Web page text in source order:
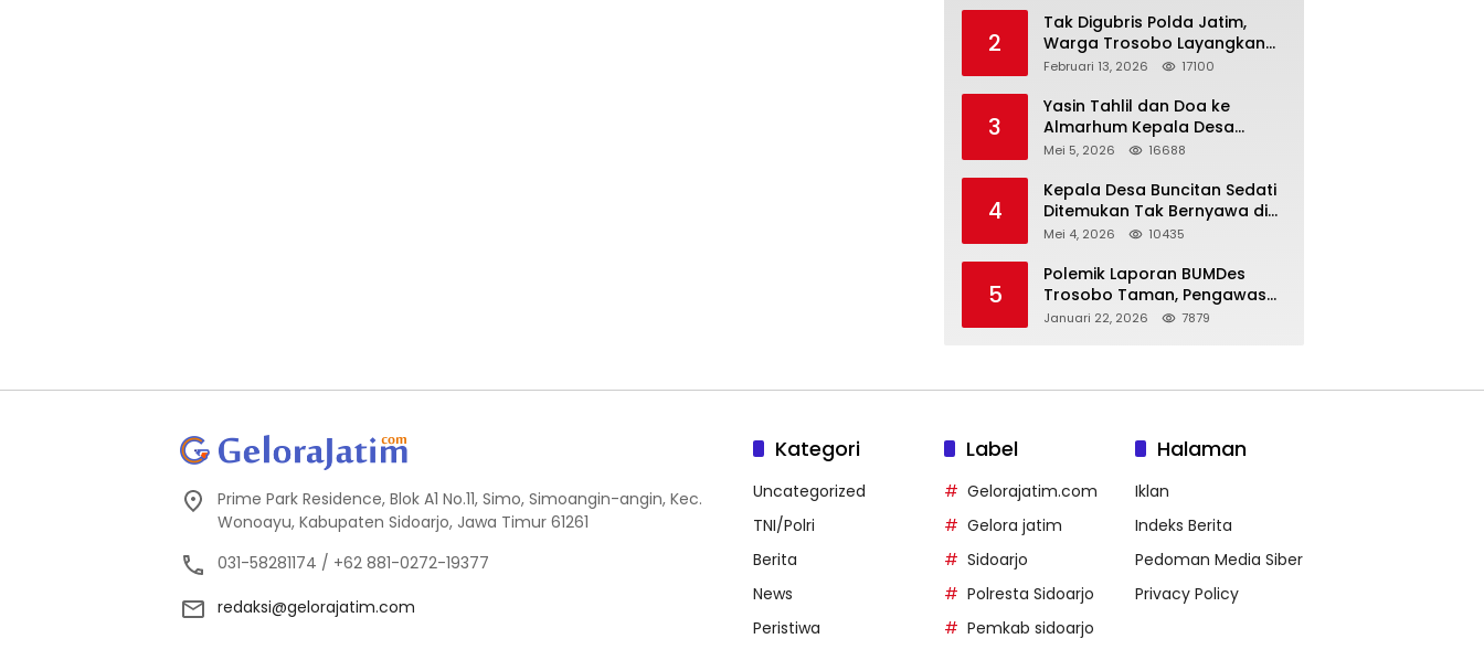
2
Tak Digubris Polda Jatim,
Warga Trosobo Layangkan
Dumas Dugaan Korupsi
Kapolri
Februari 13, 2026 17100
3
Yasin Tahlil dan Doa ke
Almarhum Kepala Desa
Buncitan Digelar Dua Lokasi
Mei 5, 2026 16688
4
Kepala Desa Buncitan Sedati
Ditemukan Tak Bernyawa di
Ruang Kerja, Dugaan Bunuh
Mei 4, 2026 10435
5
Polemik Laporan BUMDes
Trosobo Taman, Pengawas
Walk Out dan Sebut
Januari 22, 2026 7879
Prime Park Residence, Blok A1 No.11, Simo, Simoangin-angin, Kec.
Wonoayu, Kabupaten Sidoarjo, Jawa Timur 61261
031-58281174 / +62 881-0272-19377
redaksi@gelorajatim.com
Kategori
Uncategorized
TNI/Polri
Berita
News
Peristiwa
Label
Gelorajatim.com
Gelora jatim
Sidoarjo
Polresta Sidoarjo
Pemkab sidoarjo
Halaman
Iklan
Indeks Berita
Pedoman Media Siber
Privacy Policy